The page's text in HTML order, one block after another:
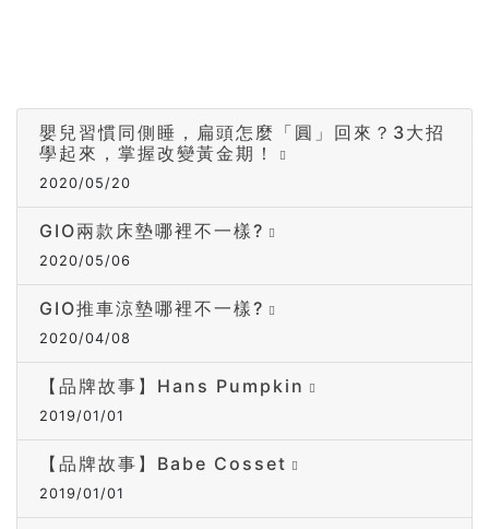
嬰兒習慣同側睡，扁頭怎麼「圓」回來？3大招
學起來，掌握改變黃金期！
2020/05/20
GIO兩款床墊哪裡不一樣?
2020/05/06
GIO推車涼墊哪裡不一樣?
2020/04/08
【品牌故事】Hans Pumpkin
2019/01/01
【品牌故事】Babe Cosset
2019/01/01